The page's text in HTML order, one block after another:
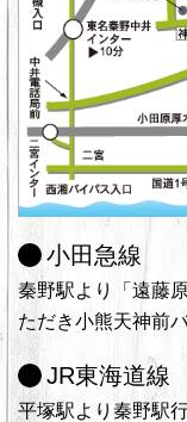
小田急線
秦野駅より「遠藤
ただき小熊天神前
JR東海道線
平塚駅より秦野駅